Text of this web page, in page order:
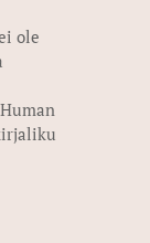
ole